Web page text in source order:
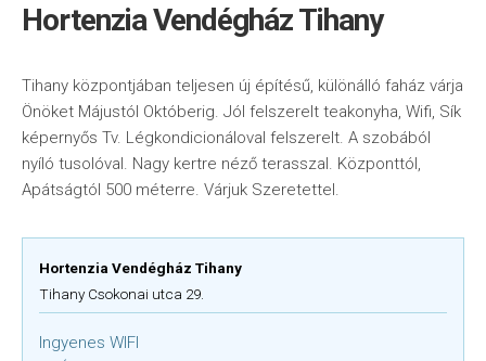
Hortenzia Vendégház Tihany
Tihany központjában teljesen új építésű, különálló faház várja
Önöket Májustól Októberig. Jól felszerelt teakonyha, Wifi, Sík
képernyős Tv. Légkondicionáloval felszerelt. A szobából
nyíló tusolóval. Nagy kertre néző terasszal. Központtól,
Apátságtól 500 méterre. Várjuk Szeretettel.
Hortenzia Vendégház Tihany
Tihany Csokonai utca 29.
Ingyenes WIFI